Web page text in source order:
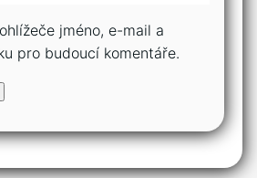
jméno, e-mail a
pro budoucí komentáře.